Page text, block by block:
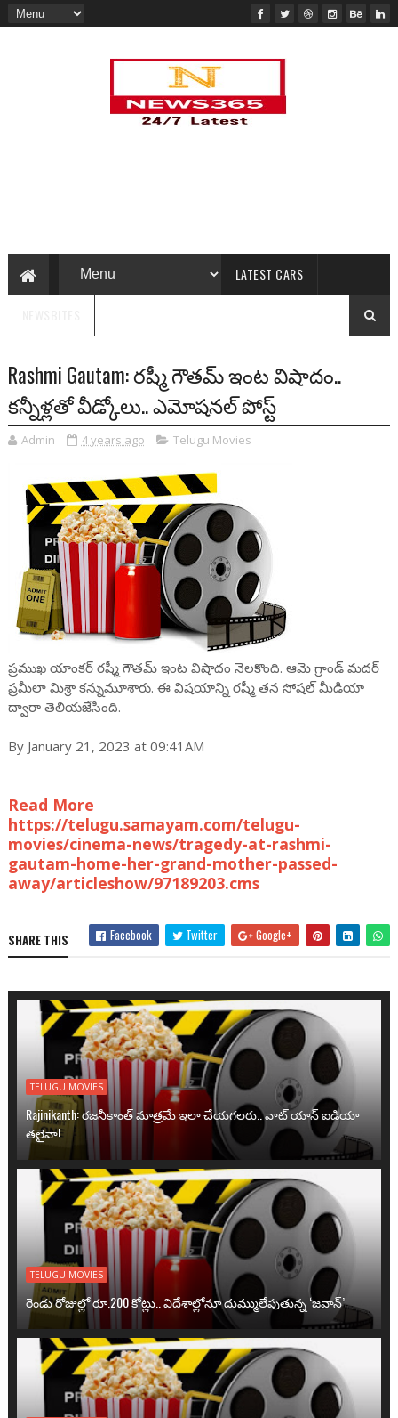
LATEST CARS
Rashmi Gautam: రష్మీ గౌతమ్ ఇంట విషాదం..
కన్నీళ్లతో వీడ్కోలు.. ఎమోషనల్ పోస్ట్
Admin 4 years ago Telugu Movies
ప్ర‌ముఖ యాంక‌ర్ ర‌ష్మీ గౌత‌మ్ ఇంట విషాదం నెల‌కొంది. ఆమె గ్రాండ్ మ‌ద‌ర్
ప్ర‌మీలా మిశ్రా క‌న్నుమూశారు. ఈ విష‌యాన్ని ర‌ష్మీ త‌న సోష‌ల్ మీడియా
ద్వారా తెలియ‌జేసింది.
By January 21, 2023 at 09:41AM
Read More
https://telugu.samayam.com/telugu-
movies/cinema-news/tragedy-at-rashmi-
gautam-home-her-grand-mother-passed-
away/articleshow/97189203.cms
SHARE THIS Facebook Twitter Google+
TELUGU MOVIES
Rajinikanth: రజనీకాంత్ మాత్రమే ఇలా చేయగలరు.. వాట్ యాన్ ఐడియా
తలైవా!
TELUGU MOVIES
రెండు రోజుల్లో రూ.200 కోట్లు.. విదేశాల్లోనూ దుమ్ములేపుతున్న ‘జవాన్’